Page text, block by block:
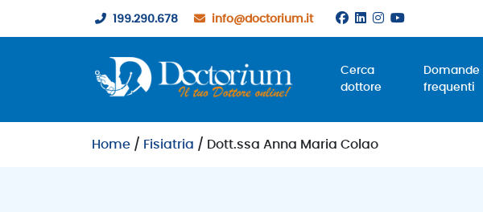
199.290.678 info@doctorium.it
Cerca
dottore
Domande
frequenti
Home / Fisiatria / Dott.ssa Anna Maria Colao